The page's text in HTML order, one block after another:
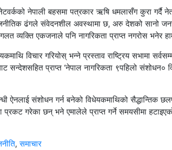
नेपाली बहसमा पत्रकार ऋषि धमलासँग कुरा
ढंगले संवेदनशील अवस्थामा छ, अरु देशको सानो
व्यक्ति एकजनाले पनि नागरिकता प्राप्त नगरोस भनेर
विचार गरियोस् भन्ने प्रस्ताव राष्ट्रिय सभामा
सन्देशसहित प्राप्त ‘नेपाल नागरिकता ९पहिलो
ऐनलाई संशोधन गर्न बनेको विधेयकमाथिको सैद्धान्तिक
गरेका छन् भने एमालेले प्राप्त गर्ने समयसीमा
,समाचार